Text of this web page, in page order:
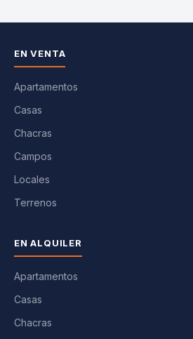
EN VENTA
Apartamentos
Casas
Chacras
Campos
Locales
Terrenos
EN ALQUILER
Apartamentos
Casas
Chacras